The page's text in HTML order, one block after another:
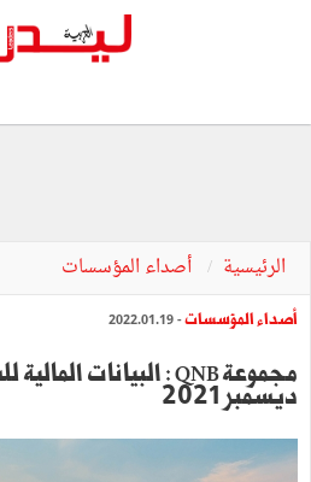
الرئيسية أصداء المؤسسات
أصداء المؤسسات- 2022.01.19
ديسمبر 2021